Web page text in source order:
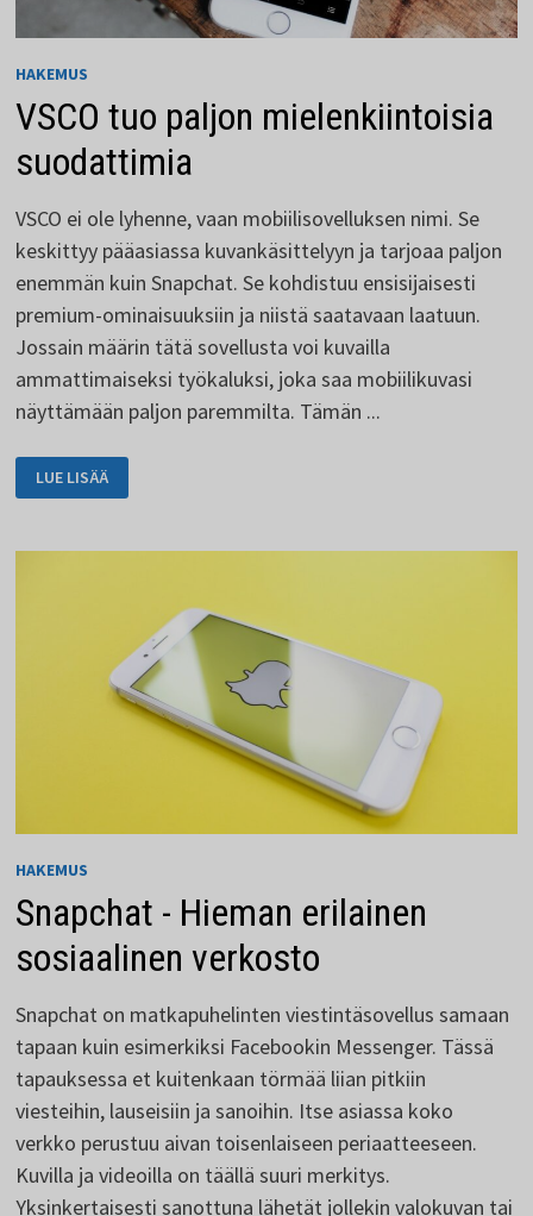
HAKEMUS
VSCO tuo paljon mielenkiintoisia
suodattimia
VSCO ei ole lyhenne, vaan mobiilisovelluksen nimi. Se
keskittyy pääasiassa kuvankäsittelyyn ja tarjoaa paljon
enemmän kuin Snapchat. Se kohdistuu ensisijaisesti
premium-ominaisuuksiin ja niistä saatavaan laatuun.
Jossain määrin tätä sovellusta voi kuvailla
ammattimaiseksi työkaluksi, joka saa mobiilikuvasi
näyttämään paljon paremmilta. Tämän ...
TUO
PALJON
LUE LISÄÄ
HAKEMUS
Snapchat - Hieman erilainen
sosiaalinen verkosto
Snapchat on matkapuhelinten viestintäsovellus samaan
tapaan kuin esimerkiksi Facebookin Messenger. Tässä
tapauksessa et kuitenkaan törmää liian pitkiin
viesteihin, lauseisiin ja sanoihin. Itse asiassa koko
verkko perustuu aivan toisenlaiseen periaatteeseen.
Kuvilla ja videoilla on täällä suuri merkitys.
Yksinkertaisesti sanottuna lähetät jollekin valokuvan tai